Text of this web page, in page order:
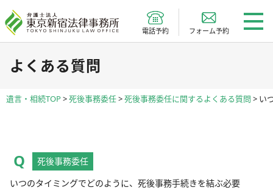
電話予約 フォーム予約
よくある質問
遺言・相続TOP>死後事務委任>死後事務委任に関するよくある質問 > い
死後事務委任
いつのタイミングでどのように、死後事務手続きを結ぶ必要